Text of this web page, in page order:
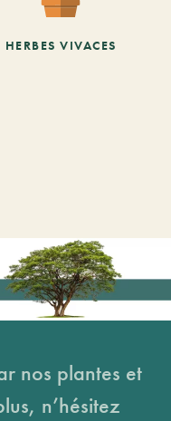
HERBES VIVACES
nos plantes et
n’hésitez